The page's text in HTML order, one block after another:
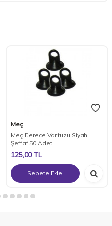
Meç
Meç Derece Vantuzu Siyah
Şeffaf 50 Adet
125,00TL
Sepete Ekle